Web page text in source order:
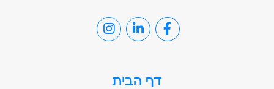
דף הבית